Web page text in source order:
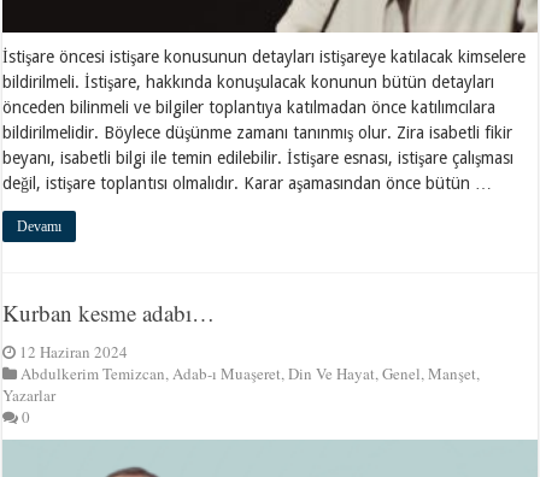
İstişare öncesi istişare konusunun detayları istişareye katılacak kimselere
bildirilmeli. İstişare, hakkında konuşulacak konunun bütün detayları
önceden bilinmeli ve bilgiler toplantıya katılmadan önce katılımcılara
bildirilmelidir. Böylece düşünme zamanı tanınmış olur. Zira isabetli fikir
beyanı, isabetli bilgi ile temin edilebilir. İstişare esnası, istişare çalışması
değil, istişare toplantısı olmalıdır. Karar aşamasından önce bütün …
Devamı
Kurban kesme adabı…
12 Haziran 2024
Abdulkerim Temizcan,Adab-ı Muaşeret,Din Ve Hayat,Genel,Manşet,
Yazarlar
0